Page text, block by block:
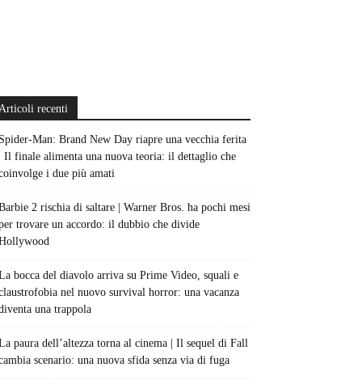
recenti
Man: Brand New Day riapre una vecchia ferita
Il finale alimenta una nuova teoria: il dettaglio che
i due più amati
2 rischia di saltare | Warner Bros. ha pochi mesi
trovare un accordo: il dubbio che divide
bocca del diavolo arriva su Prime Video, squali e
nel nuovo survival horror: una vacanza
una trappola
paura dell’altezza torna al cinema | Il sequel di Fall
scenario: una nuova sfida senza via di fuga